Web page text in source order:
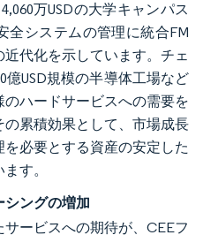
万USDの大学キャンパス
全システムの管理に統合FM
代化を示しています。チェ
億USD規模の半導体工場など
ハードサービスへの需要を
累積効果として、市場成長
必要とする資産の安定した
す。
ングの増加
ービスへの期待が、CEEフ